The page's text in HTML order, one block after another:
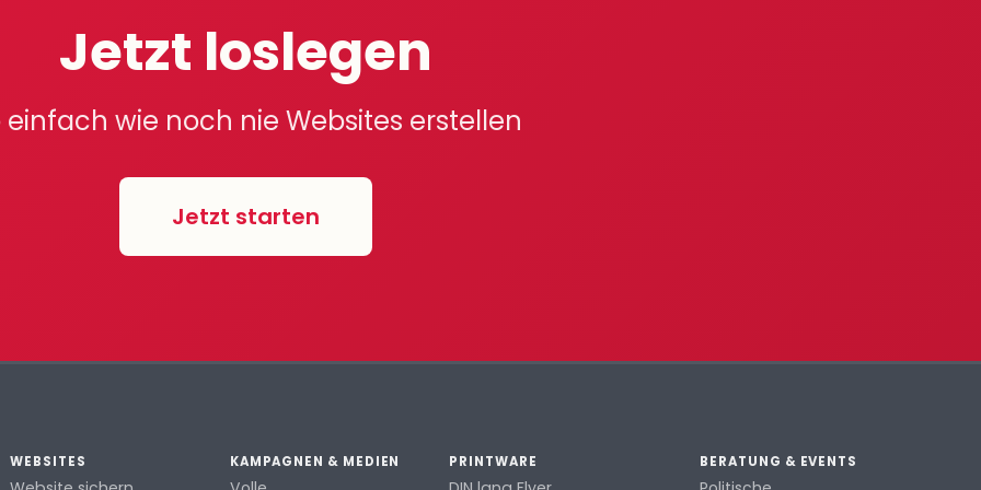
Jetzt loslegen
einfach wie noch nie Websites erstellen
Jetzt starten
WEBSITES KAMPAGNEN & MEDIEN PRINTWARE BERATUNG & EVENTS